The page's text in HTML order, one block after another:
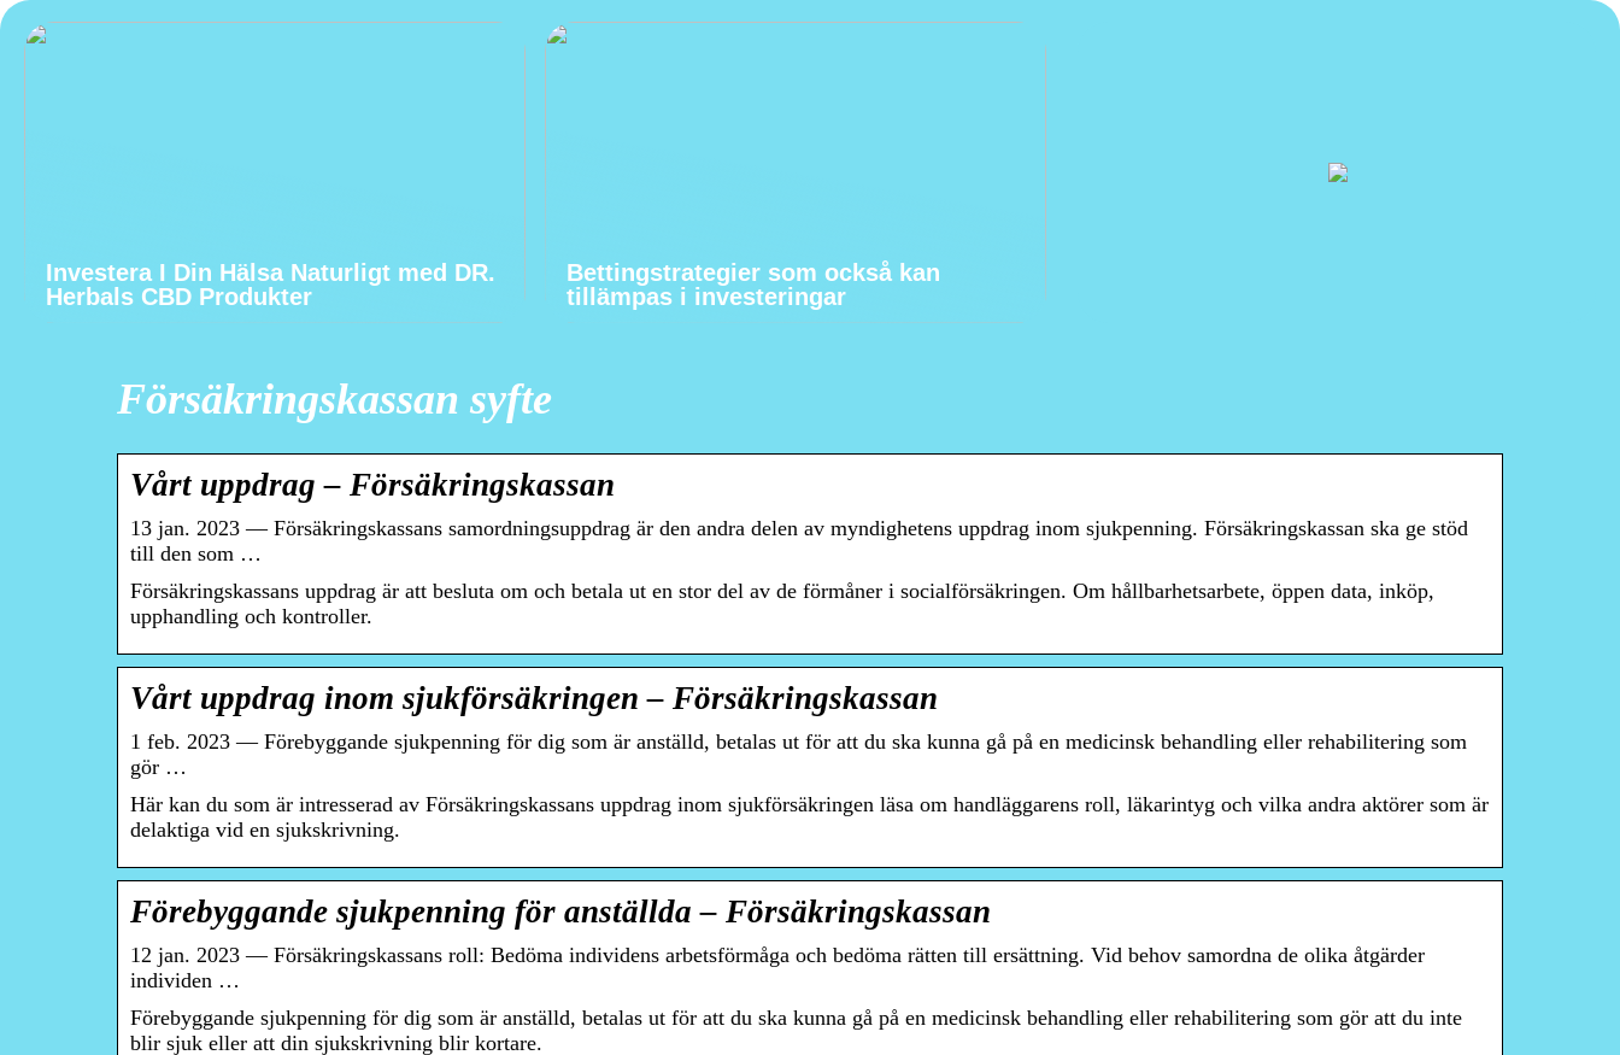
Investera I Din Hälsa Naturligt med DR.
Herbals CBD Produkter
Bettingstrategier som också kan
tillämpas i investeringar
Försäkringskassan syfte
Vårt uppdrag – Försäkringskassan
13 jan. 2023 — Försäkringskassans samordningsuppdrag är den andra delen av myndighetens uppdrag inom sjukpenning. Försäkringskassan ska ge stöd
till den som …
Försäkringskassans uppdrag är att besluta om och betala ut en stor del av de förmåner i socialförsäkringen. Om hållbarhetsarbete, öppen data, inköp,
upphandling och kontroller.
Vårt uppdrag inom sjukförsäkringen – Försäkringskassan
1 feb. 2023 — Förebyggande sjukpenning för dig som är anställd, betalas ut för att du ska kunna gå på en medicinsk behandling eller rehabilitering som
gör …
Här kan du som är intresserad av Försäkringskassans uppdrag inom sjukförsäkringen läsa om handläggarens roll, läkarintyg och vilka andra aktörer som är
delaktiga vid en sjukskrivning.
Förebyggande sjukpenning för anställda – Försäkringskassan
12 jan. 2023 — Försäkringskassans roll: Bedöma individens arbetsförmåga och bedöma rätten till ersättning. Vid behov samordna de olika åtgärder
individen …
Förebyggande sjukpenning för dig som är anställd, betalas ut för att du ska kunna gå på en medicinsk behandling eller rehabilitering som gör att du inte
blir sjuk eller att din sjukskrivning blir kortare.